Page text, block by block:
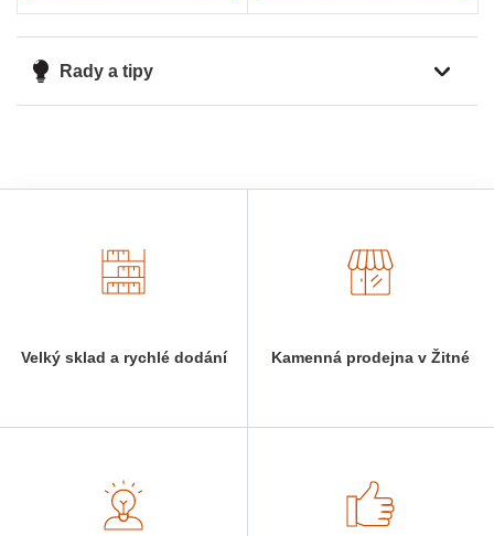
Rady a tipy
Velký sklad a rychlé dodání Kamenná prodejna v Žitné